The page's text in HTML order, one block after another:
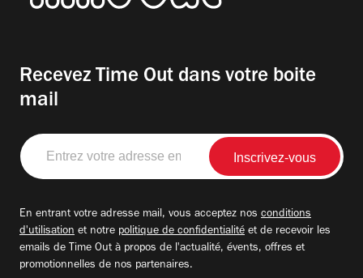
Recevez Time Out dans votre boite
mail
Entrez
votre
adresse
En entrant votre adresse mail, vous acceptez nos conditions
d'utilisation et notre politique de confidentialité et de recevoir les
emails de Time Out à propos de l'actualité, évents, offres et
promotionnelles de nos partenaires.